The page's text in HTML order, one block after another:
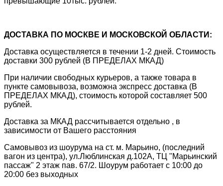
ДОСТАВКА ПО МОСКВЕ И МОСКОВСКОЙ ОБЛАСТИ:
Доставка осуществляется в течении 1-2 дней. Стоимость
доставки 300 рублей (В ПРЕДЕЛАХ МКАД)
При наличии свободных курьеров, а также товара в
пункте самовывоза, возможна экспресс доставка (В
ПРЕДЕЛАХ МКАД), стоимость которой составляет 500
рублей.
Доставка за МКАД рассчитывается отдельно , в
зависимости от Вашего расстояния
Самовывоз из шоурума на ст. м. Марьино, (последний
вагон из центра), ул.Люблинская д.102А, ТЦ "Марьинский
пассаж" 2 этаж пав. 67/2. Шоурум работает с 10:00 до
20:00 без выходных